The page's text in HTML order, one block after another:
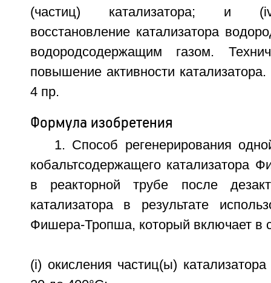
(частиц) катализатора; и
восстановление катализатора
водородсодержащим газом.
повышение активности
4 пр.
Формула изобретения
1. Способ регенерирования
кобальтсодержащего катализатора
в реакторной трубе после
катализатора в результате
Фишера-Тропша, который включает в
(i) окисления частиц(ы)